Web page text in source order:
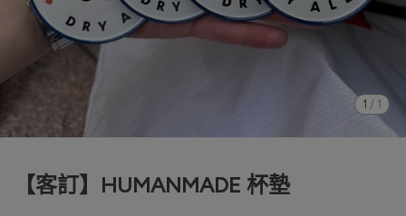
1 / 1
【客訂】HUMANMADE 杯墊